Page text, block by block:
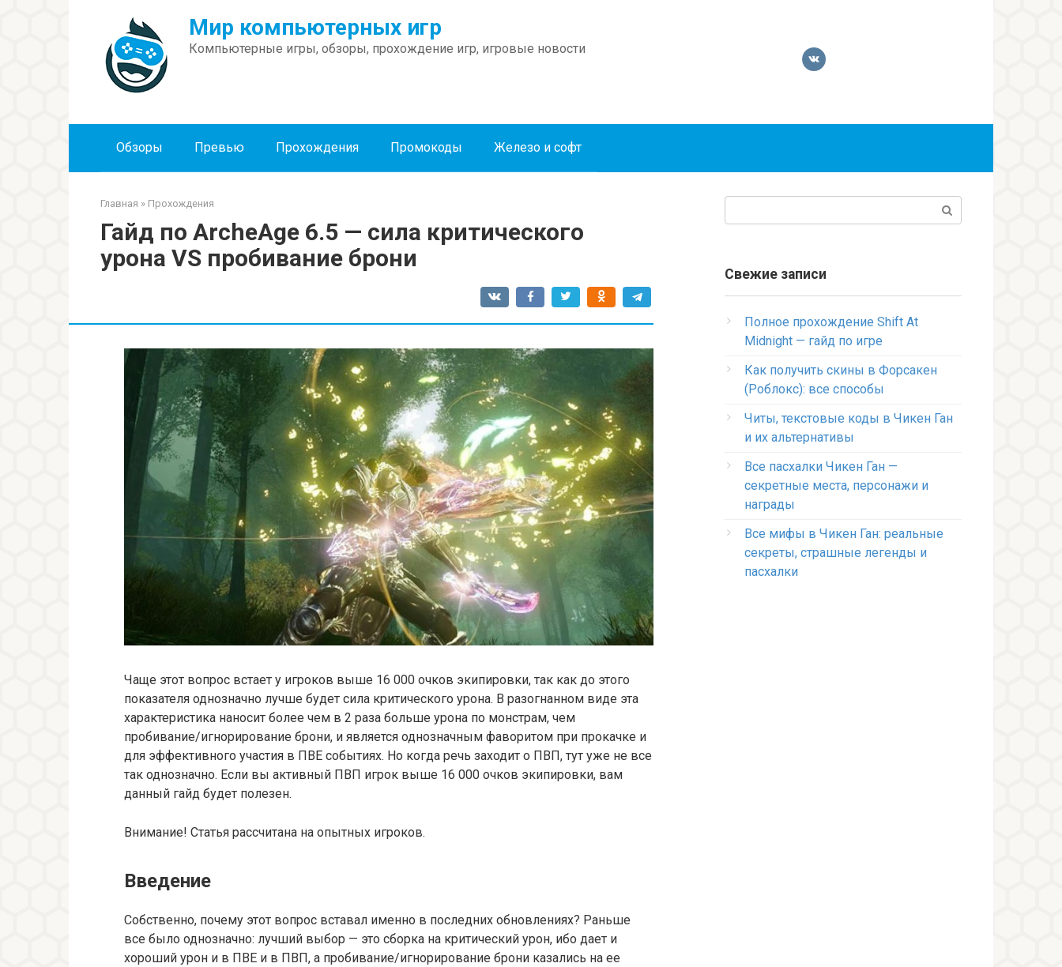
Мир компьютерных игр
Компьютерные игры, обзоры, прохождение игр, игровые новости
Обзоры Превью Прохождения Промокоды Железо и софт
Главная » Прохождения
Гайд по ArcheAge 6.5 — сила критического
урона VS пробивание брони
Чаще этот вопрос встает у игроков выше 16 000 очков экипировки, так как до этого
показателя однозначно лучше будет сила критического урона. В разогнанном виде эта
характеристика наносит более чем в 2 раза больше урона по монстрам, чем
пробивание/игнорирование брони, и является однозначным фаворитом при прокачке и
для эффективного участия в ПВЕ событиях. Но когда речь заходит о ПВП, тут уже не все
так однозначно. Если вы активный ПВП игрок выше 16 000 очков экипировки, вам
данный гайд будет полезен.
Внимание! Статья рассчитана на опытных игроков.
Введение
Собственно, почему этот вопрос вставал именно в последних обновлениях? Раньше
все было однозначно: лучший выбор — это сборка на критический урон, ибо дает и
хороший урон и в ПВЕ и в ПВП, а пробивание/игнорирование брони казались на ее
Свежие записи
Полное прохождение Shift At
Midnight — гайд по игре
Как получить скины в Форсакен
(Роблокс): все способы
Читы, текстовые коды в Чикен Ган
и их альтернативы
Все пасхалки Чикен Ган —
секретные места, персонажи и
награды
Все мифы в Чикен Ган: реальные
секреты, страшные легенды и
пасхалки